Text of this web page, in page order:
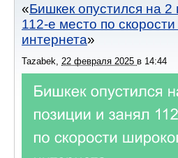
Бишкек опустился на 2
112-е место по
интернета
Tazabek 22 февраля 2025 в 14:44